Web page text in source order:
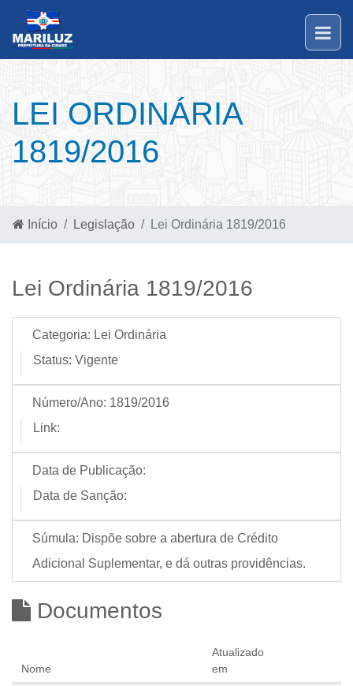
LEI ORDINÁRIA
1819/2016
Início Legislação Lei Ordinária 1819/2016
Lei Ordinária 1819/2016
Categoria: Lei Ordinária
Status: Vigente
Número/Ano: 1819/2016
Link:
Data de Publicação:
Data de Sanção:
Súmula: Dispõe sobre a abertura de Crédito
Adicional Suplementar, e dá outras providências.
Documentos
Nome
Atualizado
em